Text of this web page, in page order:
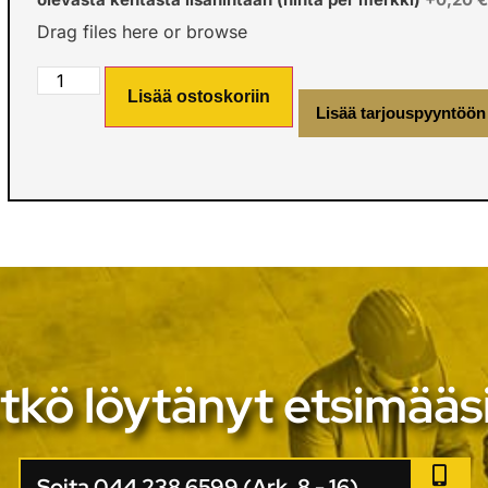
Drag files here or browse
Lisää ostoskoriin
Lisää tarjouspyyntöön
löytänyt